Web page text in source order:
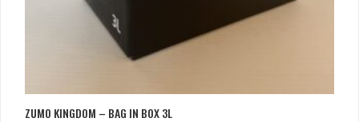
ZUMO KINGDOM – BAG IN BOX 3L